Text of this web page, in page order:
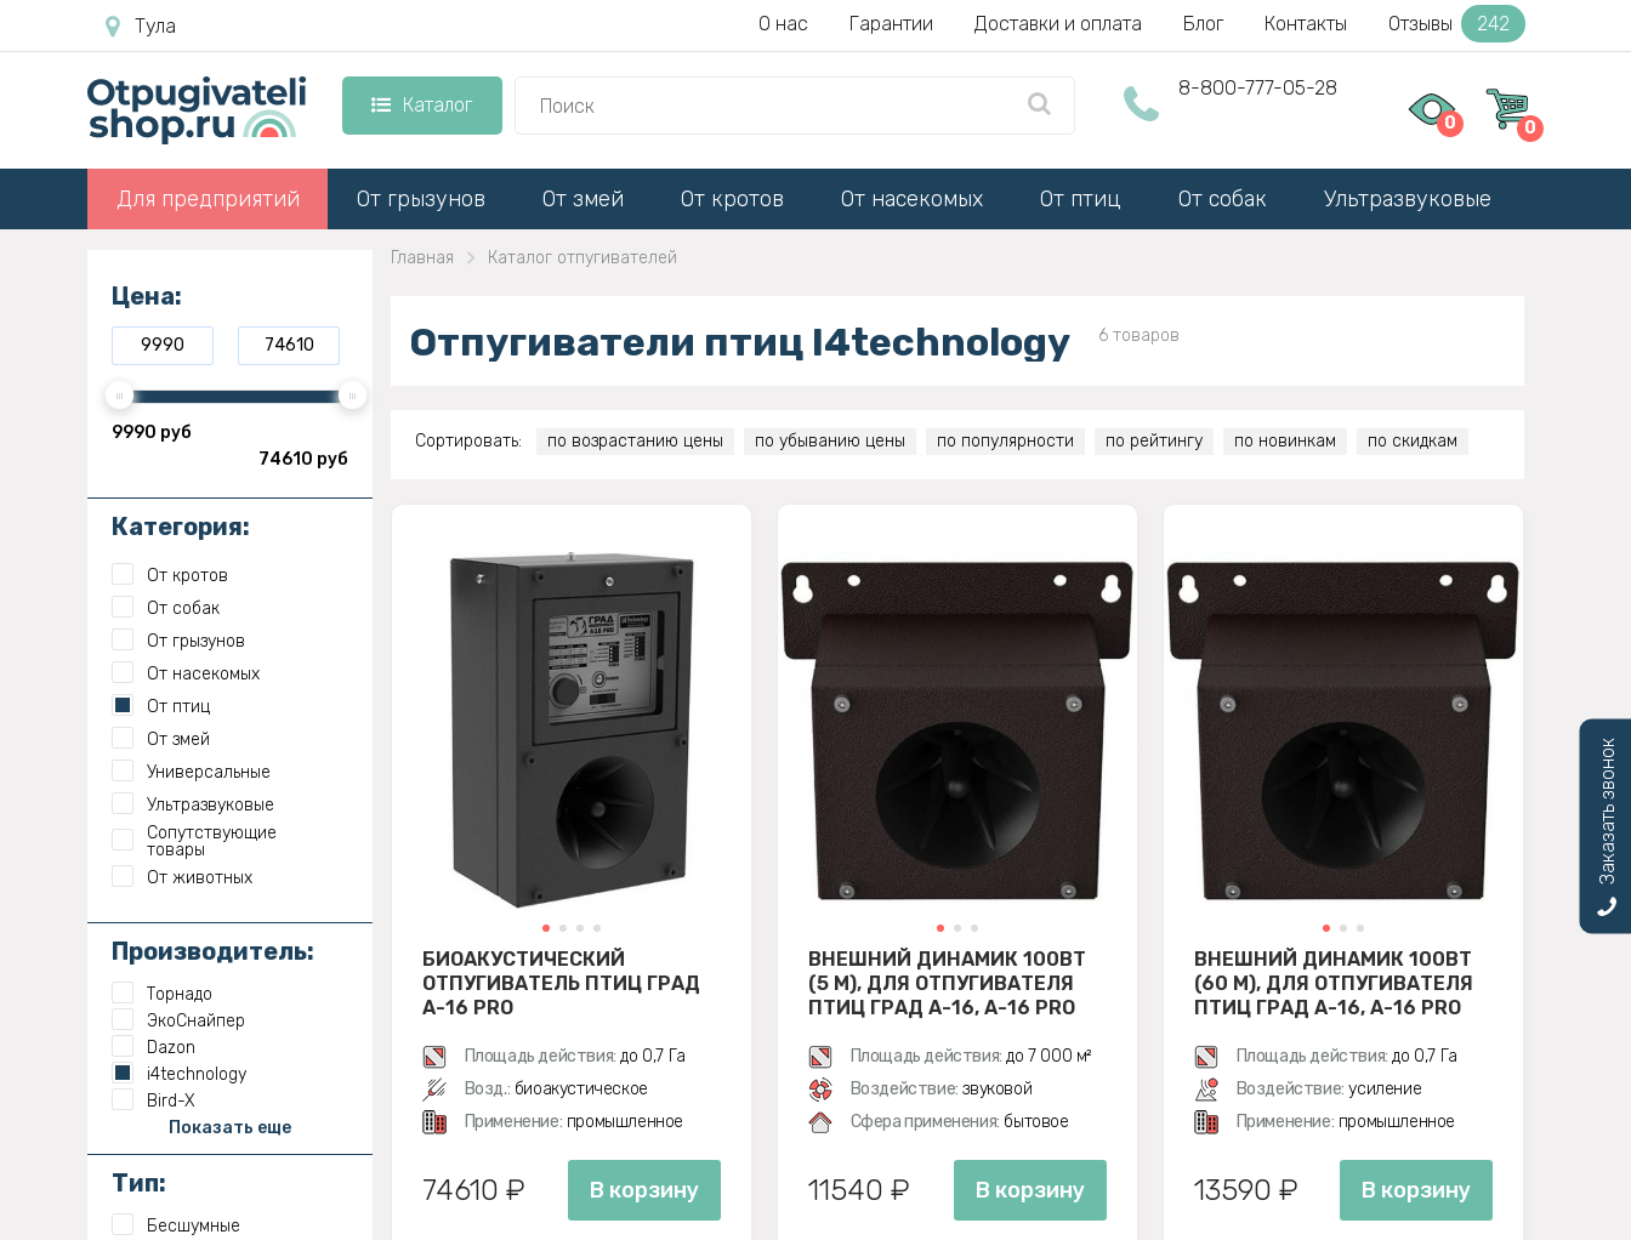
Тула О нас Гарантии Доставки и оплата Блог Контакты Отзывы 242
Каталог
8-800-777-05-28
0 0
Для предприятий От грызунов От змей От кротов От насекомых От птиц От собак Ультразвуковые
Цена:
9990 руб
74610 руб
Категория:
От кротов
От собак
От грызунов
От насекомых
От птиц
От змей
Универсальные
Ультразвуковые
Сопутствующие
товары
От животных
Производитель:
Торнадо
ЭкоСнайпер
Dazon
i4technology
Bird-X
Показать еще
Тип:
Бесшумные
Главная Каталог отпугивателей
Отпугиватели птиц I4technology 6 товаров
Сортировать: по возрастанию цены по убыванию цены по популярности по рейтингу по новинкам по скидкам
БИОАКУСТИЧЕСКИЙ
ОТПУГИВАТЕЛЬ ПТИЦ ГРАД
А-16 PRO
Площадь действия: до 0,7 Га
Возд.: биоакустическое
Применение: промышленное
74610 ₽ В корзину
ВНЕШНИЙ ДИНАМИК 100ВТ
(5 М), ДЛЯ ОТПУГИВАТЕЛЯ
ПТИЦ ГРАД А-16, A-16 PRO
Площадь действия: до 7 000 м²
Воздействие: звуковой
Сфера применения: бытовое
11540 ₽ В корзину
ВНЕШНИЙ ДИНАМИК 100ВТ
(60 М), ДЛЯ ОТПУГИВАТЕЛЯ
ПТИЦ ГРАД А-16, A-16 PRO
Площадь действия: до 0,7 Га
Воздействие: усиление
Применение: промышленное
13590 ₽ В корзину
Заказать звонок